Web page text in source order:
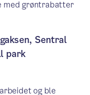
med grøntrabatter
Sentral
park
og ble